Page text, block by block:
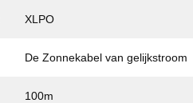
XLPO
De Zonnekabel van gelijkstroom
100m